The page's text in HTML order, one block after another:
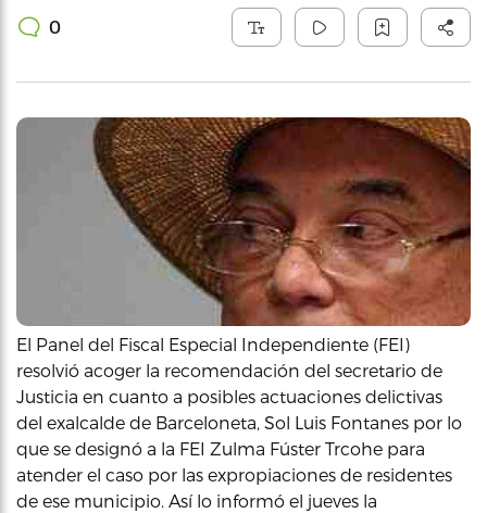
0
El Panel del Fiscal Especial Independiente (FEI)
resolvió acoger la recomendación del secretario de
Justicia en cuanto a posibles actuaciones delictivas
del exalcalde de Barceloneta, Sol Luis Fontanes por lo
que se designó a la FEI Zulma Fúster Trcohe para
atender el caso por las expropiaciones de residentes
de ese municipio. Así lo informó el jueves la